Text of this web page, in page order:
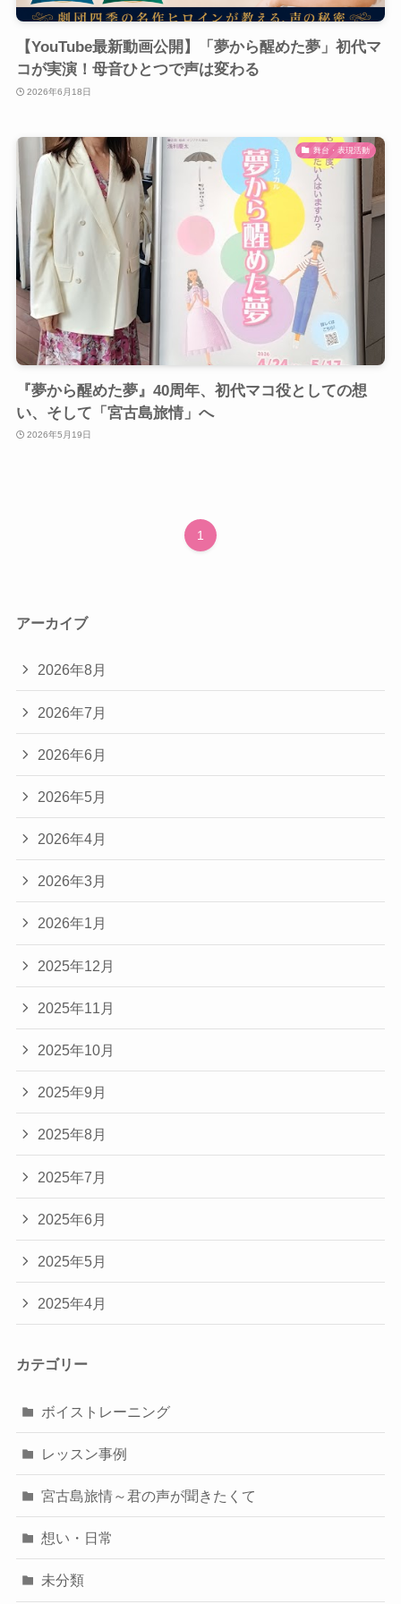
【YouTube最新動画公開】「夢から醒めた夢」初代マ
コが実演！母音ひとつで声は変わる
2026年6月18日
舞台・表現活動
『夢から醒めた夢』40周年、初代マコ役としての想
い、そして「宮古島旅情」へ
2026年5月19日
1
アーカイブ
2026年8月
2026年7月
2026年6月
2026年5月
2026年4月
2026年3月
2026年1月
2025年12月
2025年11月
2025年10月
2025年9月
2025年8月
2025年7月
2025年6月
2025年5月
2025年4月
カテゴリー
ボイストレーニング
レッスン事例
宮古島旅情～君の声が聞きたくて
想い・日常
未分類